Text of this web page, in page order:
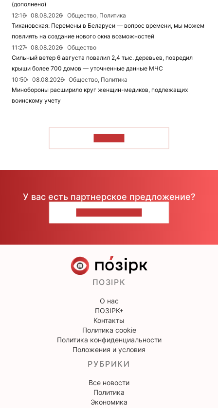
(дополнено)
12:16
08.08.2026
Общество, Политика
Тихановская: Перемены в Беларуси — вопрос времени, мы можем
повлиять на создание нового окна возможностей
11:27
08.08.2026
Общество
Сильный ветер 6 августа повалил 2,4 тыс. деревьев, повредил
крыши более 700 домов — уточненные данные МЧС
10:50
08.08.2026
Общество, Политика
Минобороны расширило круг женщин-медиков, подлежащих
воинскому учету
У вас есть партнерское предложение?
ПОЗІРК
О нас
ПОЗІРК+
Контакты
Политика cookie
Политика конфиденциальности
Положения и условия
РУБРИКИ
Все новости
Политика
Экономика